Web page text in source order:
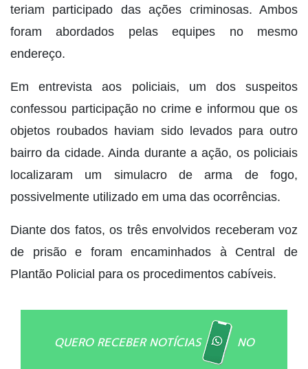
teriam participado das ações criminosas. Ambos
foram abordados pelas equipes no mesmo
endereço.
Em entrevista aos policiais, um dos suspeitos
confessou participação no crime e informou que os
objetos roubados haviam sido levados para outro
bairro da cidade. Ainda durante a ação, os policiais
localizaram um simulacro de arma de fogo,
possivelmente utilizado em uma das ocorrências.
Diante dos fatos, os três envolvidos receberam voz
de prisão e foram encaminhados à Central de
Plantão Policial para os procedimentos cabíveis.
QUERO RECEBER NOTÍCIAS NO